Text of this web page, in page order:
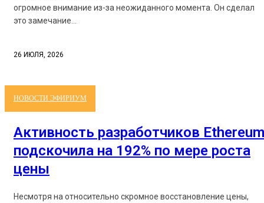
огромное внимание из-за неожиданного момента. Он сделал
это замечание...
26 ИЮЛЯ, 2026
НОВОСТИ ЭФИРИУМ
Активность разработчиков Ethereum
подскочила на 192% по мере роста
цены
Несмотря на относительно скромное восстановление цены,